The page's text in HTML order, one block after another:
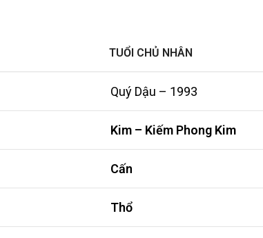
TUỔI CHỦ NHÂN
Quý Dậu – 1993
Kim – Kiếm Phong Kim
Cấn
Thổ